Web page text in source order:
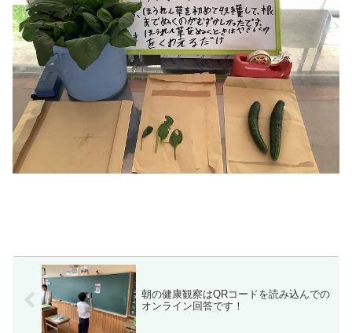
朝の健康観察はQRコードを読み込んでの
オンライン回答です！